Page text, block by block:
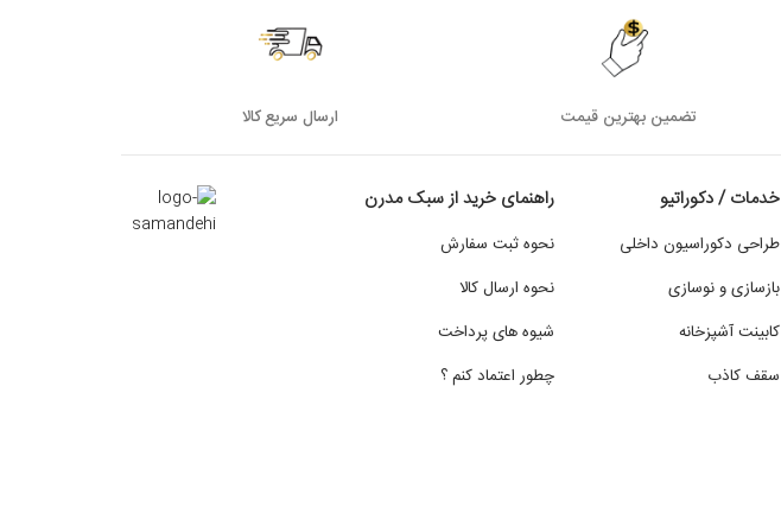
تضمین بهترین قیمت ارسال سریع کالا
خدمات / دکوراتیو
طراحی دکوراسیون داخلی
بازسازی و نوسازی
کابینت آشپزخانه
سقف کاذب
راهنمای خرید از سبک مدرن
نحوه ثبت سفارش
نحوه ارسال کالا
شیوه های پرداخت
چطور اعتماد کنم ؟